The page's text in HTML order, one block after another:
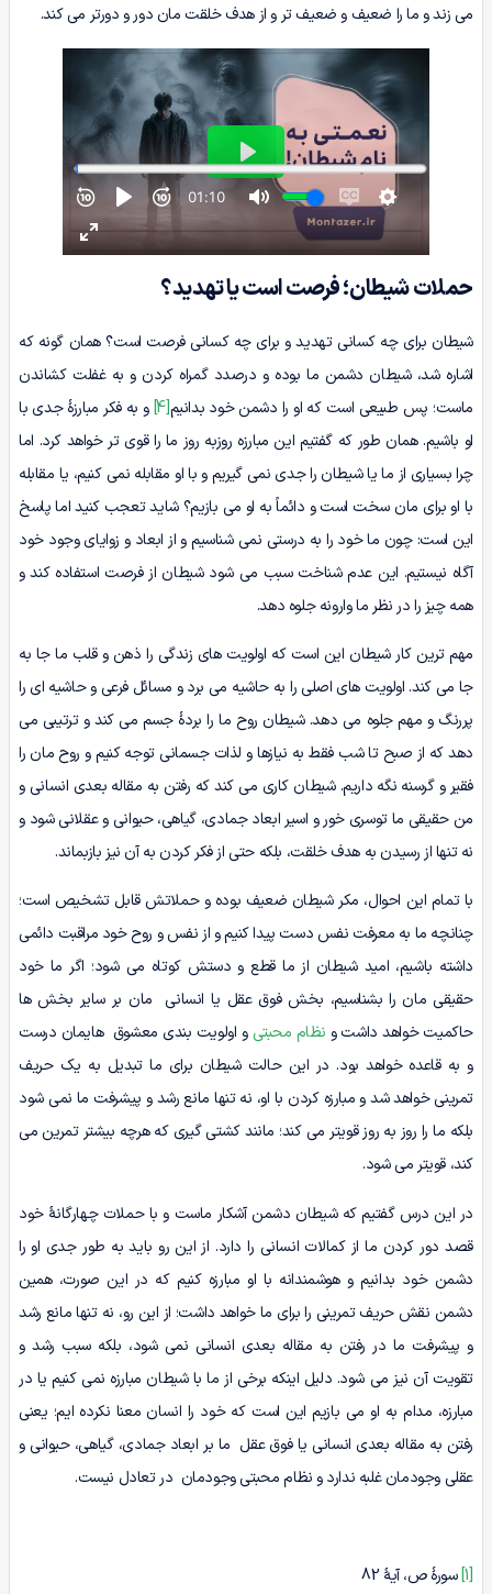
می زند و ما را ضعیف و ضعیف تر و از هدف خلقت مان دور و دورتر می کند.
حملات شیطان؛ فرصت است یا تهدید؟
شیطان برای چه کسانی تهدید و برای چه کسانی فرصت است؟ همان گونه که
اشاره شد، شیطان دشمن ما بوده و درصدد گمراه کردن و به غفلت کشاندن
ماست؛ پس طبیعی است که او را دشمن خود بدانیم[4]
و به فکر مبارزۀ جدی با
او باشیم. همان طور که گفتیم این مبارزه روزبه روز ما را قوی تر خواهد کرد. اما
چرا بسیاری از ما یا شیطان را جدی نمی گیریم و با او مقابله نمی کنیم، یا مقابله
با او برای مان سخت است و دائماً به او می بازیم؟ شاید تعجب کنید اما پاسخ
این است: چون ما خود را به درستی نمی شناسیم و از ابعاد و زوایای وجود خود
آگاه نیستیم. این عدم شناخت سبب می شود شیطان از فرصت استفاده کند و
همه چیز را در نظر ما وارونه جلوه دهد.
مهم ترین کار شیطان این است که اولویت های زندگی را ذهن و قلب ما جا به
جا می کند. اولویت های اصلی را به حاشیه می برد و مسائل فرعی و حاشیه ای را
پررنگ و مهم جلوه می دهد. شیطان روح ما را بردۀ جسم می کند و ترتیبی می
دهد که از صبح تا شب فقط به نیازها و لذات جسمانی توجه کنیم و روح مان را
فقیر و گرسنه نگه داریم. شیطان کاری می کند که رفتن به مقاله بعدی انسانی و
من حقیقی ما توسری خور و اسیر ابعاد جمادی، گیاهی، حیوانی و عقلانی شود و
نه تنها از رسیدن به هدف خلقت، بلکه حتی از فکر کردن به آن نیز بازبماند.
با تمام این احوال، مکر شیطان ضعیف بوده و حملاتش قابل تشخیص است؛
چنانچه ما به معرفت نفس دست پیدا کنیم و از نفس و روح خود مراقبت دائمی
داشته باشیم، امید شیطان از ما قطع و دستش کوتاه می شود؛ اگر ما خود
حقیقی مان را بشناسیم، بخش فوق عقل یا انسانی مان بر سایر بخش ها
حاکمیت خواهد داشت و نظام محبتی و اولویت بندی معشوق هایمان درست
و به قاعده خواهد بود. در این حالت شیطان برای ما تبدیل به یک حریف
تمرینی خواهد شد و مبارزه کردن با او، نه تنها مانع رشد و پیشرفت ما نمی شود
بلکه ما را روز به روز قویتر می کند؛ مانند کشتی گیری که هرچه بیشتر تمرین می
کند، قویتر می شود.
در این درس گفتیم که شیطان دشمن آشکار ماست و با حملات چهارگانۀ خود
قصد دور کردن ما از کمالات انسانی را دارد. از این رو باید به طور جدی او را
دشمن خود بدانیم و هوشمندانه با او مبارزه کنیم که در این صورت، همین
دشمن نقش حریف تمرینی را برای ما خواهد داشت؛ از این رو، نه تنها مانع رشد
و پیشرفت ما در رفتن به مقاله بعدی انسانی نمی شود، بلکه سبب رشد و
تقویت آن نیز می شود. دلیل اینکه برخی از ما با شیطان مبارزه نمی کنیم یا در
مبارزه، مدام به او می بازیم این است که خود را انسان معنا نکرده ایم؛ یعنی
رفتن به مقاله بعدی انسانی یا فوق عقل ما بر ابعاد جمادی، گیاهی، حیوانی و
عقلی وجودمان غلبه ندارد و نظام محبتی وجودمان در تعادل نیست.
[1] سورۀ ص، آیۀ 82